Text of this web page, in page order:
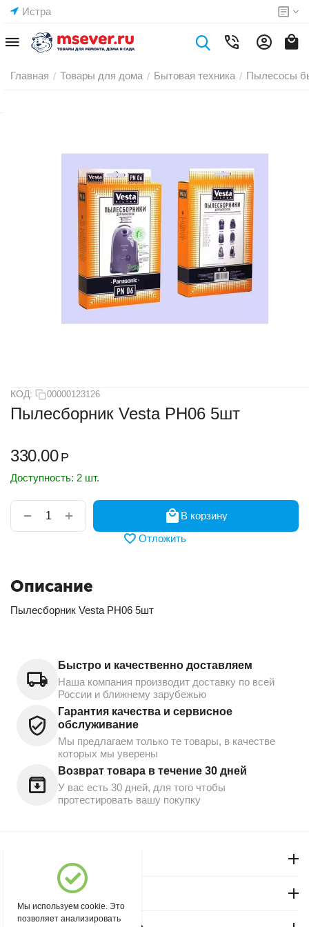
Истра
Главная / Товары для дома / Бытовая техника / Пылесосы
КОД: 00000123126
Пылесборник Vesta PH06 5шт
330.00 Р
Доступность: 2 шт.
+
−
В корзину
Отложить
Описание
Пылесборник Vesta PH06 5шт
Быстро и качественно доставляем
Наша компания производит доставку по всей
России и ближнему зарубежью
Гарантия качества и сервисное
обслуживание
Мы предлагаем только те товары, в качестве
которых мы уверены
Возврат товара в течение 30 дней
У вас есть 30 дней, для того чтобы
протестировать вашу покупку
Магазин "Северный"
Мы используем cookie. Это
позволяет анализировать